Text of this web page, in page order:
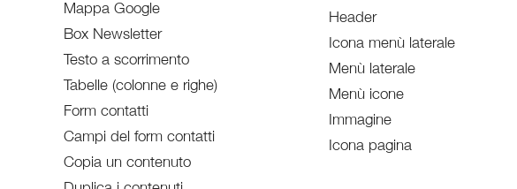
Mappa Google
Box Newsletter
Testo a scorrimento
Tabelle (colonne e righe)
Form contatti
Campi del form contatti
Copia un contenuto
Header
Icona menù laterale
Menù laterale
Menù icone
Immagine
Icona pagina